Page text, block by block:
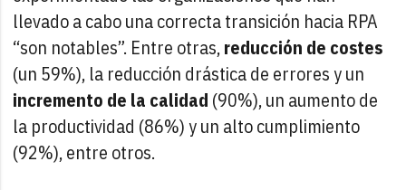
llevado a cabo una correcta transición hacia RPA
“son notables”. Entre otras,reducción de costes
(un 59%), la reducción drástica de errores y un
incremento de la calidad (90%), un aumento de
la productividad (86%) y un alto cumplimiento
(92%), entre otros.